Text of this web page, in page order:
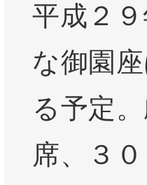
平成２
な御園
る予定
席、３